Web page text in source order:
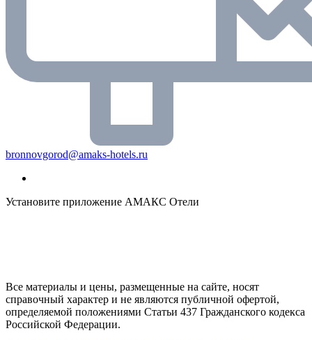
bronnovgorod@amaks-hotels.ru
Установите приложение АМАКС Отели
Все материалы и цены, размещенные на сайте, носят
справочный характер и не являются публичной офертой,
определяемой положениями Статьи 437 Гражданского кодекса
Российской Федерации.